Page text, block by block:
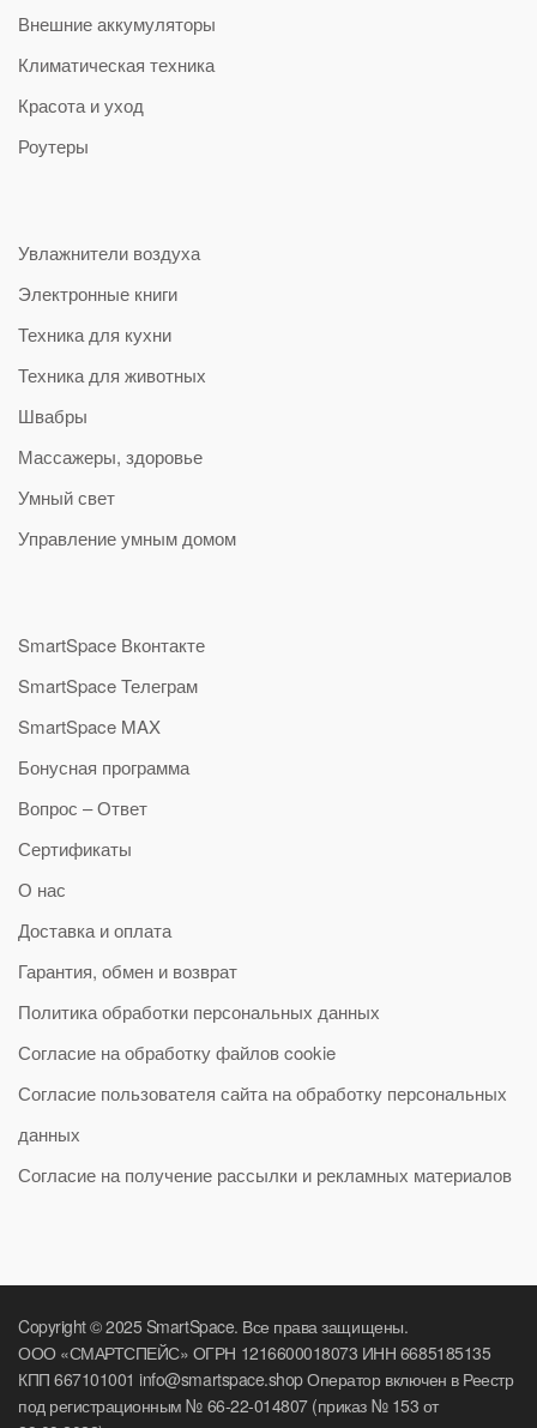
Внешние аккумуляторы
Климатическая техника
Красота и уход
Роутеры
Увлажнители воздуха
Электронные книги
Техника для кухни
Техника для животных
Швабры
Массажеры, здоровье
Умный свет
Управление умным домом
SmartSpace Вконтакте
SmartSpace Телеграм
SmartSpace MAX
Бонусная программа
Вопрос – Ответ
Сертификаты
О нас
Доставка и оплата
Гарантия, обмен и возврат
Политика обработки персональных данных
Согласие на обработку файлов cookie
Согласие пользователя сайта на обработку персональных
данных
Согласие на получение рассылки и рекламных материалов
Copyright © 2025 SmartSpace. Все права защищены.
ООО «СМАРТСПЕЙС» ОГРН 1216600018073 ИНН 6685185135
КПП 667101001 info@smartspace.shop Оператор включен в Реестр
под регистрационным № 66-22-014807 (приказ № 153 от